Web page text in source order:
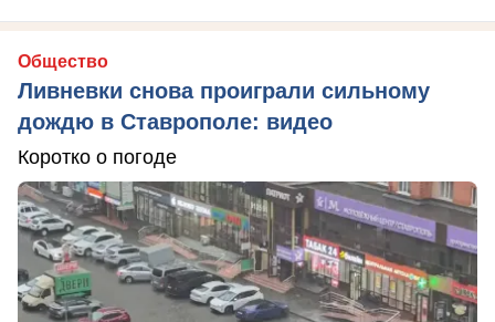
Общество
Ливневки снова проиграли сильному
дождю в Ставрополе: видео
Коротко о погоде